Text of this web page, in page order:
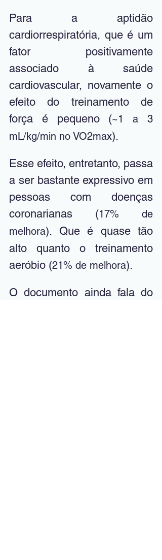
Para a aptidão
cardiorrespiratória, que é um
fator positivamente
associado à saúde
cardiovascular, novamente o
efeito do treinamento de
força é pequeno (~1 a 3
mL/kg/min no VO2max).
Esse efeito, entretanto, passa
a ser bastante expressivo em
pessoas com doenças
coronarianas (17% de
melhora). Que é quase tão
alto quanto o treinamento
aeróbio (21% de melhora).
O documento ainda fala do